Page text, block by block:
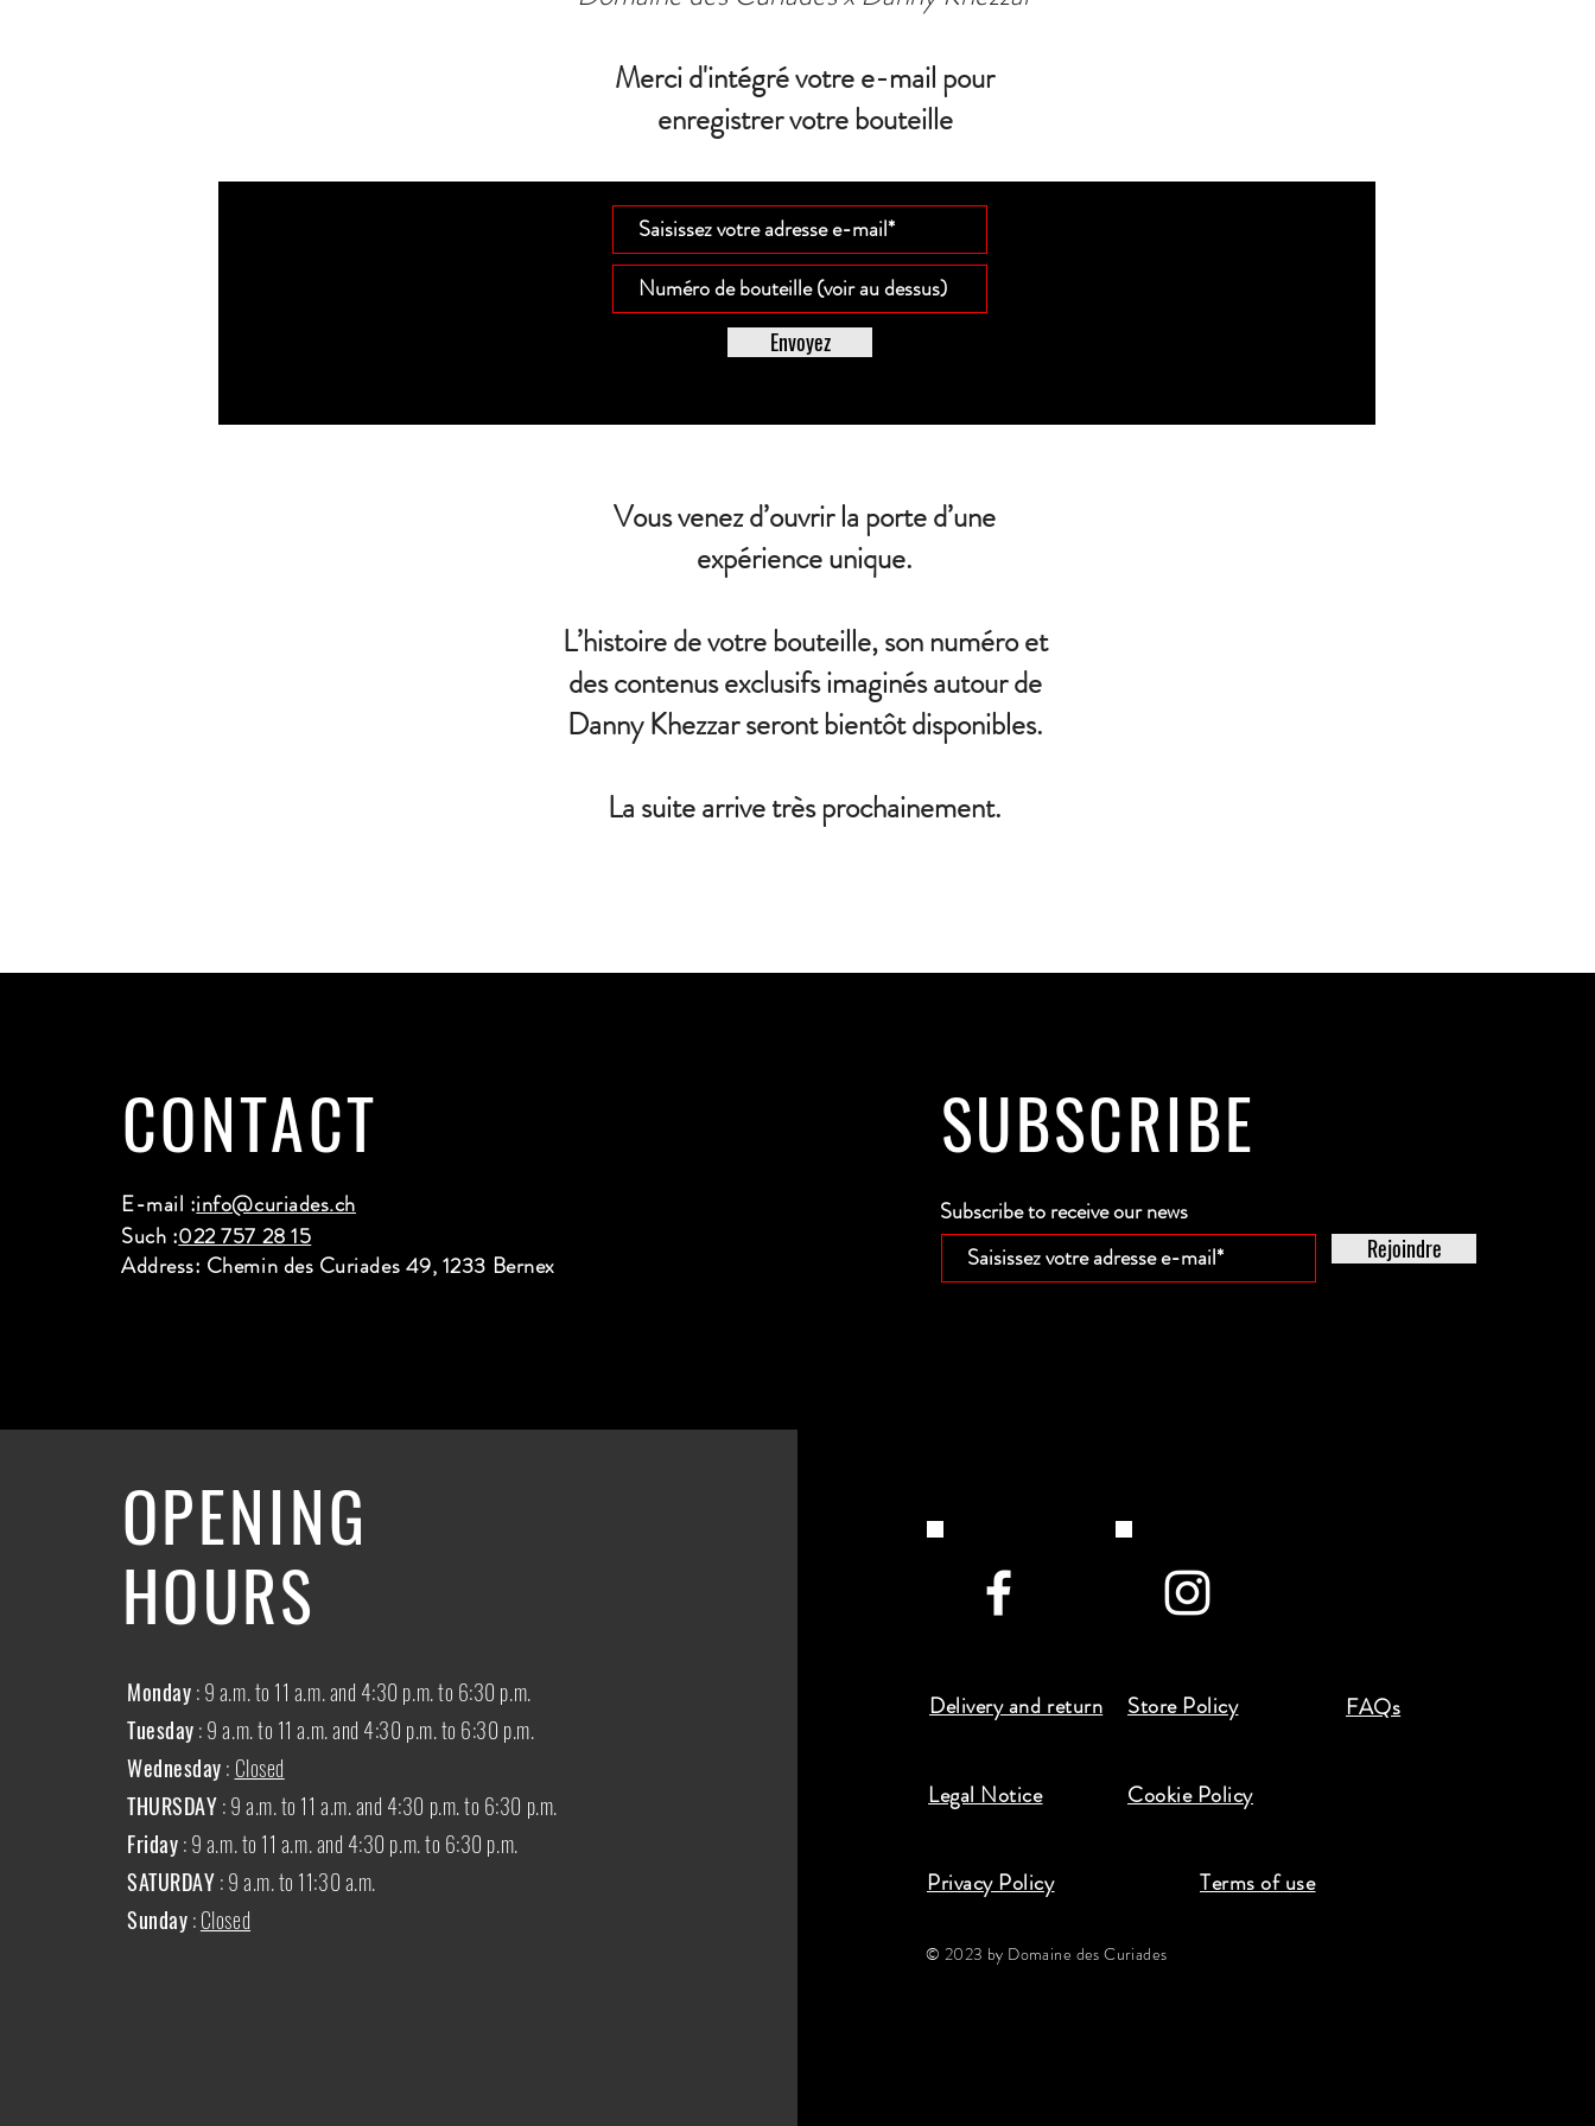
Merci d'intégré votre e-mail pour
enregistrer votre bouteille
Envoyez
Vous venez d’ouvrir la porte d’une
expérience unique.
L’histoire de votre bouteille, son numéro et
des contenus exclusifs imaginés autour de
Danny Khezzar seront bientôt disponibles.
La suite arrive très prochainement.
CONTACT
E-mail :info@curiades.ch
Such :022 757 28 15
Address: Chemin des Curiades 49, 1233 Bernex
SUBSCRIBE
Subscribe to receive our news
Rejoindre
OPENING
HOURS
Monday: 9 a.m. to 11 a.m. and 4:30 p.m. to 6:30 p.m.
Tuesday: 9 a.m. to 11 a.m. and 4:30 p.m. to 6:30 p.m.
Wednesday: Closed
THURSDAY:9 a.m. to 11 a.m. and 4:30 p.m. to 6:30 p.m.
Friday: 9 a.m. to 11 a.m. and 4:30 p.m. to 6:30 p.m.
SATURDAY: 9 a.m. to 11:30 a.m.
Sunday:Closed
Delivery and return Store Policy FAQs
Legal Notice Cookie Policy
Privacy Policy Terms of use
© 2023 by Domaine des Curiades